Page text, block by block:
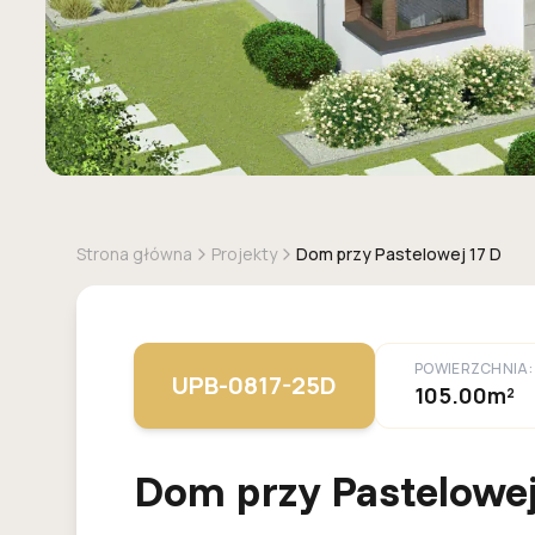
Strona główna Projekty Dom przy Pastelowej 17 D
UPB-0817-25D
POWIERZCHNIA:
105.00m²
Dom przy